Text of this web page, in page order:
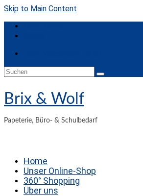
Skip to Main Content
Suchen
Brix & Wolf
Papeterie, Büro- & Schulbedarf
Home
Unser Online-Shop
360° Shopping
Über uns